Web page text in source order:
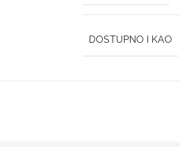
DOSTUPNO I KAO